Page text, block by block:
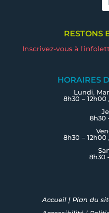
RESTONS
Inscrivez-vous à
HORAIRES
Lundi,
8h30 – 12h00
8h30
8h30 – 12h00
8h30
Accueil | Plan du